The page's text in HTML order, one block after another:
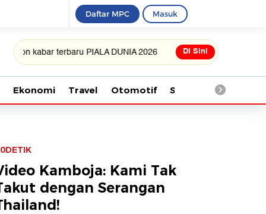
Daftar MPC Masuk
terbaru PIALA DUNIA 2026 Di Sini
Ekonomi Travel Otomotif Saintek
Kamboja: Kami Tak
dengan Serangan